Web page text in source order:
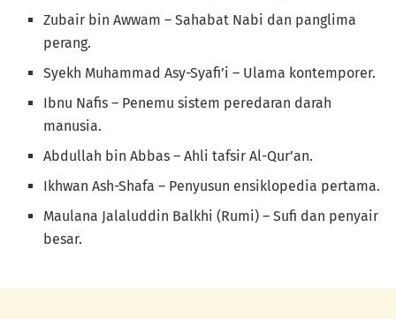
Zubair bin Awwam – Sahabat Nabi dan panglima
perang.
Syekh Muhammad Asy-Syafi’i – Ulama kontemporer.
Ibnu Nafis – Penemu sistem peredaran darah
manusia.
Abdullah bin Abbas – Ahli tafsir Al-Qur’an.
Ikhwan Ash-Shafa – Penyusun ensiklopedia pertama.
Maulana Jalaluddin Balkhi (Rumi) – Sufi dan penyair
besar.